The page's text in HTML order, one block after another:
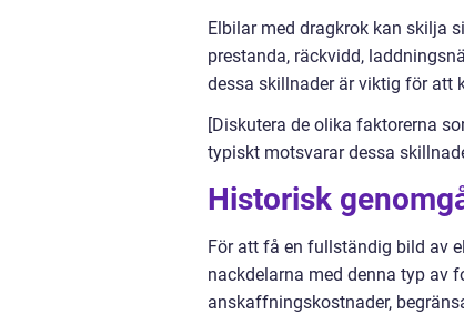
Elbilar med dragkrok kan skilja
prestanda, räckvidd,
dessa skillnader är viktig för att
[Diskutera de olika faktorerna
typiskt motsvarar dessa
Historisk
För att få en fullständig bild av
nackdelarna med denna typ av
anskaffningskostnader,